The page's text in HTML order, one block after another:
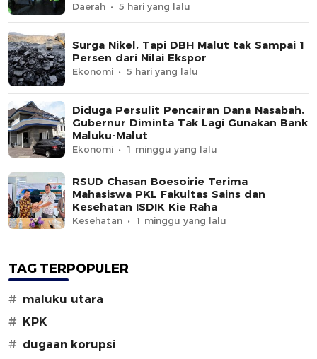
Daerah 5 hari yang lalu
Surga Nikel, Tapi DBH Malut tak Sampai 1
Persen dari Nilai Ekspor
Ekonomi 5 hari yang lalu
Diduga Persulit Pencairan Dana Nasabah,
Gubernur Diminta Tak Lagi Gunakan Bank
Maluku-Malut
Ekonomi 1 minggu yang lalu
RSUD Chasan Boesoirie Terima
Mahasiswa PKL Fakultas Sains dan
Kesehatan ISDIK Kie Raha
Kesehatan 1 minggu yang lalu
TAG TERPOPULER
# maluku utara
# KPK
# dugaan korupsi